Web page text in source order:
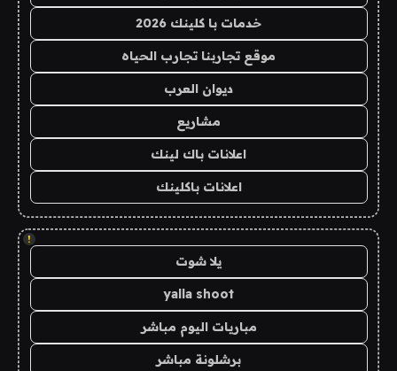
خدمات با كلينك 2026
موقع تجاربنا تجارب الحياه
ديوان العرب
مشاريع
اعلانات باك لينك
اعلانات باكلينك
!
يلا شوت
yalla shoot
مباريات اليوم مباشر
برشلونة مباشر